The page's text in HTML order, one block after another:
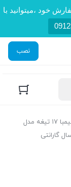
خود ،میتوانید با
نصب
/ کالیمبا ۱۷ تیغه مدل